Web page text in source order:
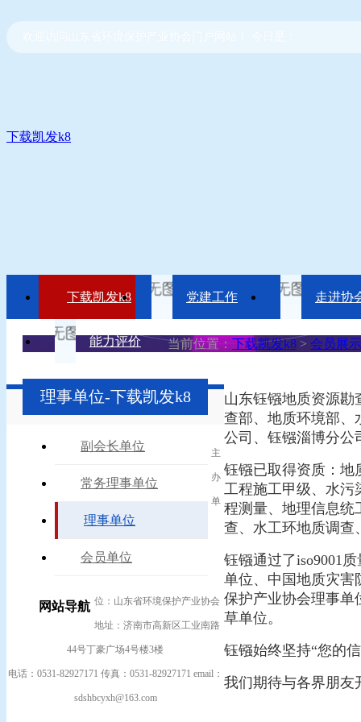
下载凯发k8
下载凯发k8 党建工作 走进协
能力评价 当前位置： 下载凯发k8 > 会员展示
理事单位-下载凯发k8
副会长单位
常务理事单位
理事单位
会员单位
山东钰镪地质资源勘
查部、地质环境部、
公司、钰镪淄博分公
钰镪已取得资质：地
工程施工甲级、水污
程测量、地理信息统
查、水工环地质调查
钰镪通过了iso9001
单位、中国地质灾害
保护产业协会理事单
草单位。
钰镪始终坚持“您的
我们期待与各界朋友
网站导航
主
办
单
位：山东省环境保护产业协会
地址：济南市高新区工业南路
44号丁豪广场4号楼3楼
电话：0531-82927171 传真：0531-82927171 email：
sdshbcyxh@163.com